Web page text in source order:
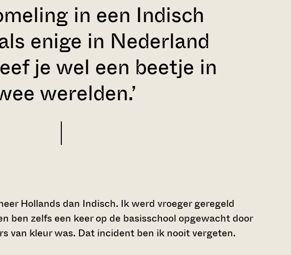
in een Indisch
enige in Nederland
je wel een beetje in
werelden.’
Hollands dan Indisch. Ik werd vroeger geregeld
ben zelfs een keer op de basisschool opgewacht door
van kleur was. Dat incident ben ik nooit vergeten.